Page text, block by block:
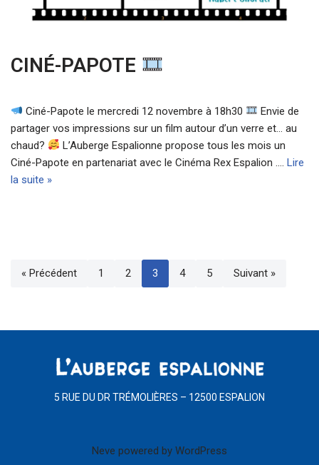
CINÉ-PAPOTE
Ciné-Papote le mercredi 12 novembre à 18h30
Envie de
partager vos impressions sur un film autour d’un verre et… au
chaud?
L’Auberge Espalionne propose tous les mois un
Ciné-Papote en partenariat avec le Cinéma Rex Espalion .… Lire
la suite »
« Précédent 1 2 3 4 5 Suivant »
5 RUE DU DR TRÉMOLIÈRES – 12500 ESPALION
Neve powered by WordPress